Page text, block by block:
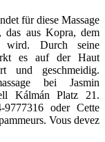
für diese Massage
das aus Kopra, dem
wird. Durch seine
es auf der Haut
und geschmeidig.
bei Jasmin
Kálmán Platz 21.
9777316 oder Cette
Vous devez